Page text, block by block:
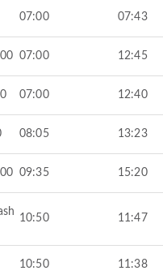
07:00 07:43
07:00 12:45
07:00 12:40
08:05 13:23
09:35 15:20
10:50 11:47
10:50 11:38